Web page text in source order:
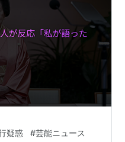
疑惑 #芸能ニュース